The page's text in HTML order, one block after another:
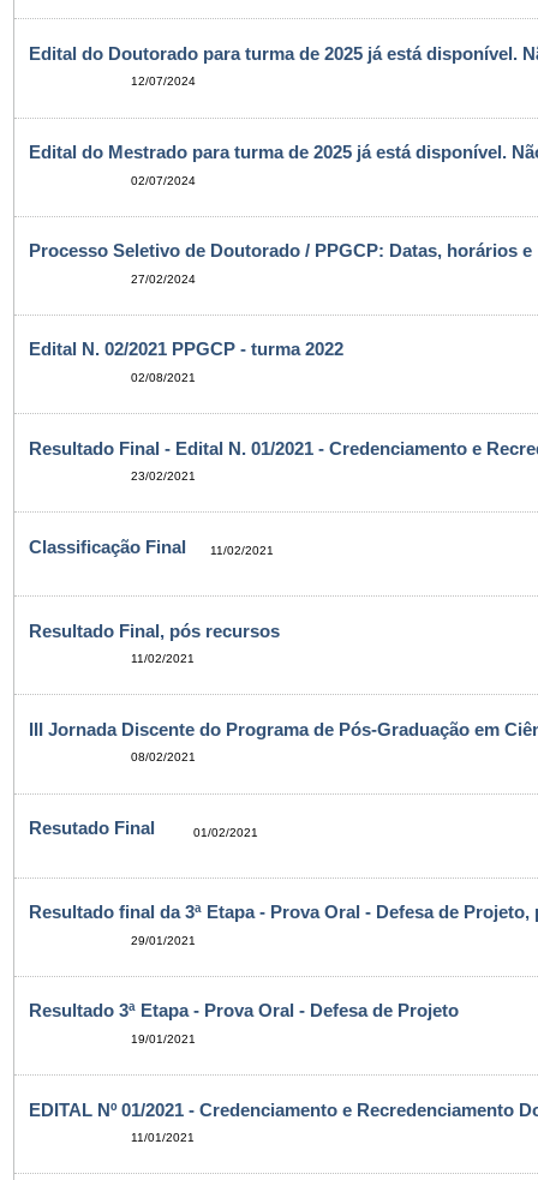
Edital do Doutorado para turma de 2025 já está disponível.
12/07/2024
Edital do Mestrado para turma de 2025 já está disponível.
02/07/2024
Processo Seletivo de Doutorado / PPGCP: Datas, horários
27/02/2024
Edital N. 02/2021 PPGCP - turma 2022
02/08/2021
Resultado Final - Edital N. 01/2021 - Credenciamento e
23/02/2021
Classificação Final 11/02/2021
Resultado Final, pós recursos
11/02/2021
III Jornada Discente do Programa de Pós-Graduação em
08/02/2021
Resutado Final 01/02/2021
Resultado final da 3ª Etapa - Prova Oral - Defesa de
29/01/2021
Resultado 3ª Etapa - Prova Oral - Defesa de Projeto
19/01/2021
EDITAL Nº 01/2021 - Credenciamento e Recredenciamento
11/01/2021